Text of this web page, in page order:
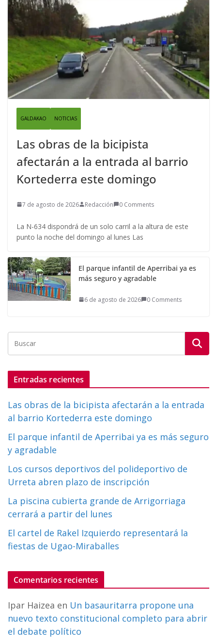
GALDAKAO NOTICIAS
Las obras de la bicipista
afectarán a la entrada al barrio
Kortederra este domingo
7 de agosto de 2026 Redacción 0 Comments
La N-634 dispondrá de un solo carril a la altura de este
punto la noche del domingo al lunes Las
El parque infantil de Aperribai ya es
más seguro y agradable
6 de agosto de 2026 0 Comments
Entradas recientes
Las obras de la bicipista afectarán a la entrada
al barrio Kortederra este domingo
El parque infantil de Aperribai ya es más seguro
y agradable
Los cursos deportivos del polideportivo de
Urreta abren plazo de inscripción
La piscina cubierta grande de Arrigorriaga
cerrará a partir del lunes
El cartel de Rakel Izquierdo representará la
fiestas de Ugao-Miraballes
Comentarios recientes
Ipar Haizea en Un basauritarra propone una
nuevo texto constitucional completo para abrir
el debate político